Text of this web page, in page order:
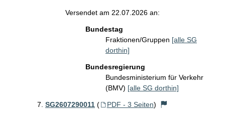
Versendet am 22.07.2026 an:
Bundestag
Fraktionen/Gruppen [alle SG
dorthin]
Bundesregierung
Bundesministerium für Verkehr
(BMV) [alle SG dorthin]
SG2607290011 ( PDF - 3 Seiten)